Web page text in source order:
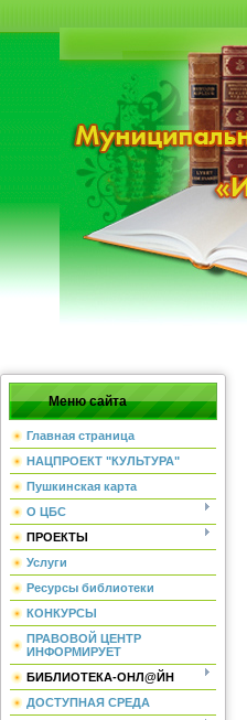
Меню сайта
Главная страница
НАЦПРОЕКТ "КУЛЬТУРА"
Пушкинская карта
О ЦБС
ПРОЕКТЫ
Услуги
Ресурсы библиотеки
КОНКУРСЫ
ПРАВОВОЙ ЦЕНТР
ИНФОРМИРУЕТ
БИБЛИОТЕКА-ОНЛ@ЙН
ДОСТУПНАЯ СРЕДА